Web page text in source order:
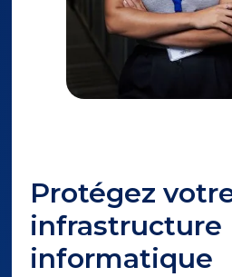
Protégez
infrastructure
informatique